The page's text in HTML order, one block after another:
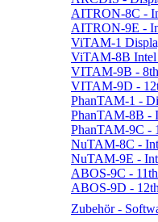
AITRON-8C -
AITRON-9E -
ViTAM-1
ViTAM-8B Intel
VITAM-9B -
VITAM-9D -
PhanTAM-1 -
PhanTAM-8B -
PhanTAM-9C -
NuTAM-8C -
NuTAM-9E -
ABOS-9C -
ABOS-9D -
Zubehör -